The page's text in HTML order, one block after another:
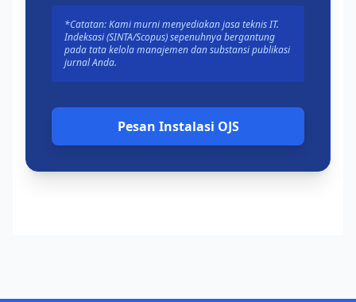
*Catatan: Kami murni menyediakan jasa teknis IT.
Indeksasi (SINTA/Scopus) sepenuhnya bergantung
pada tata kelola manajemen dan substansi publikasi
jurnal Anda.
Pesan Instalasi OJS